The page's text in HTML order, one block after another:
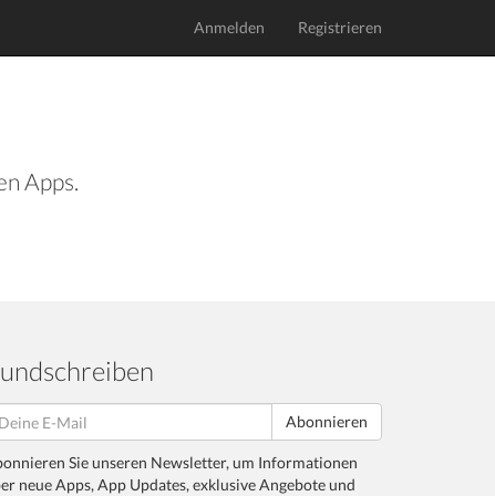
Anmelden Registrieren
Apps.
Abonnieren
Sie unseren Newsletter, um Informationen
neue Apps, App Updates, exklusive Angebote und